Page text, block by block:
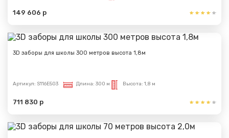
149 606 р
3D заборы для школы 300 метров высота 1,8м
Артикул: S116E503 Длина: 300 м Высота: 1,8 м
711 830 р